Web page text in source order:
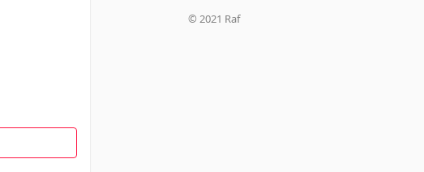
© 2021 Raf